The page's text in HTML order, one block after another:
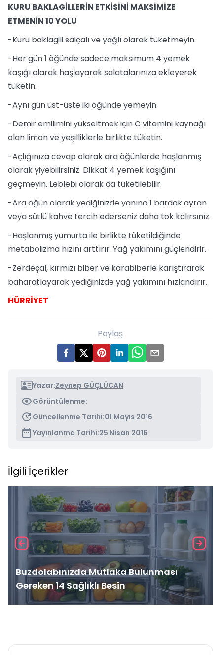
KURU BAKLAGİLLERİN ETKİSİNİ MAKSİMİZE
ETMENİN 10 YOLU
-Kuru baklagili salçalı ve yağlı olarak tüketmeyin.
-Her gün 1 öğünde sadece maksimum 4 yemek
kaşığı olarak haşlayarak salatalarınıza ekleyerek
tüketin.
-Aynı gün üst-üste iki öğünde yemeyin.
-Demir emilimini yükseltmek için C vitamini kaynağı
olan limon ve yeşilliklerle birlikte tüketin.
-Açlığınıza cevap olarak ara öğünlerde haşlanmış
olarak yiyebilirsiniz. Dikkat 4 yemek kaşığını
geçmeyin. Leblebi olarak da tüketilebilir.
-Ara öğün olarak yediğinizde yanına 1 bardak ayran
veya sütlü kahve tercih ederseniz daha tok kalırsınız.
-Haşlanmış yumurta ile birlikte tüketildiğinde
metabolizma hızını arttırır. Yağ yakımını güçlendirir.
-Zerdeçal, kırmızı biber ve karabiberle karıştırarak
baharatlayarak yediğinizde yağ yakımını hızlandırır.
HÜRRİYET
Paylaş
Yazar:Zeynep GÜÇLÜCAN
Görüntülenme:
Güncellenme Tarihi:01 Mayıs 2016
Yayınlanma Tarihi:25 Nisan 2016
İlgili İçerikler
Buzdolabınızda Mutlaka Bulunması
Gereken 14 Sağlıklı Besin